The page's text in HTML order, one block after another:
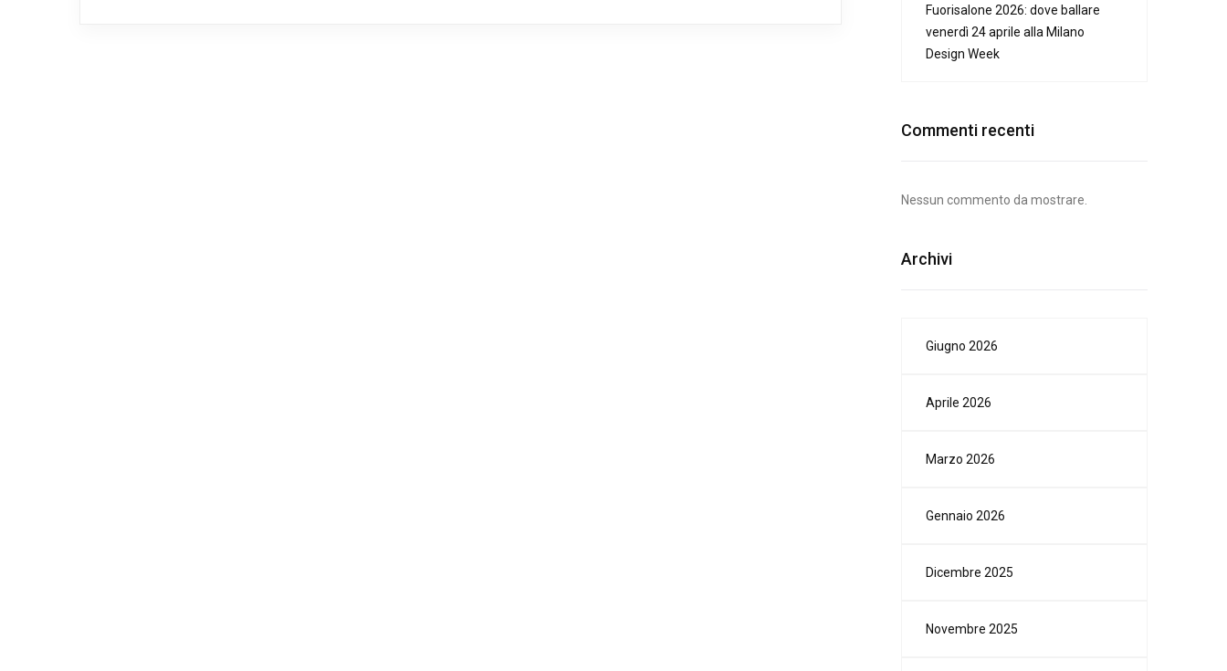
Fuorisalone 2026: dove ballare
venerdì 24 aprile alla Milano
Design Week
Commenti recenti
Nessun commento da mostrare.
Archivi
Giugno 2026
Aprile 2026
Marzo 2026
Gennaio 2026
Dicembre 2025
Novembre 2025